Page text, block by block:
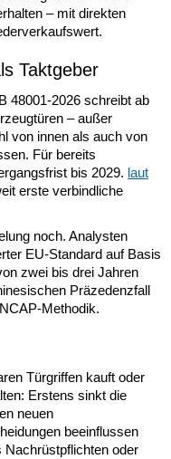
– mit direkten
Taktgeber
48001-2026 schreibt ab
– außer
von innen als auch von
Für bereits
bis 2029. laut
erste verbindliche
noch. Analysten
EU-Standard auf Basis
zwei bis drei Jahren
Präzedenzfall
Methodik.
Türgriffen kauft oder
Erstens sinkt die
neuen
beeinflussen
oder